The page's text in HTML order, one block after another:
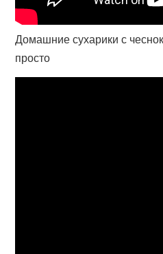
Домашние сухарики с
просто